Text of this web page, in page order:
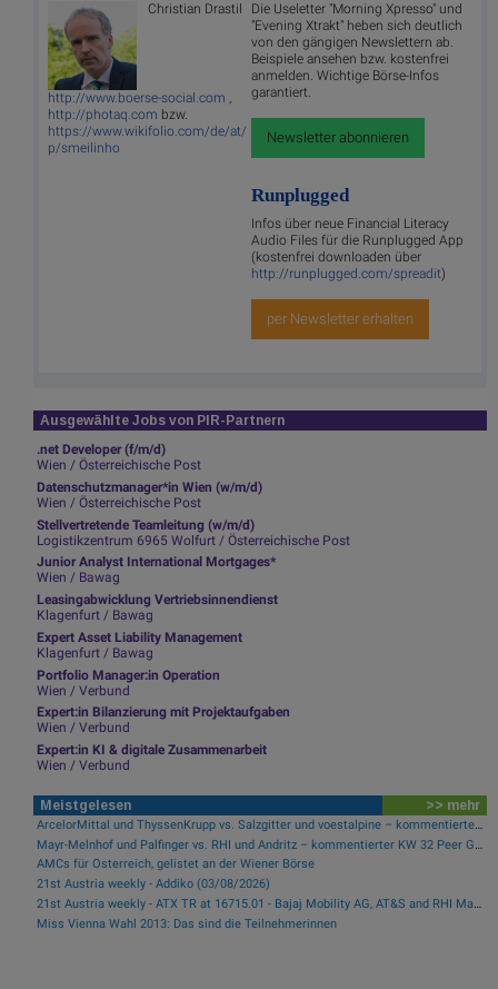
Christian Drastil
http://www.boerse-social.com ,
http://photaq.com bzw.
https://www.wikifolio.com/de/at/
p/smeilinho
Die Useletter "Morning Xpresso" und
"Evening Xtrakt" heben sich deutlich
von den gängigen Newslettern ab.
Beispiele ansehen bzw. kostenfrei
anmelden. Wichtige Börse-Infos
garantiert.
Newsletter abonnieren
Runplugged
Infos über neue Financial Literacy
Audio Files für die Runplugged App
(kostenfrei downloaden über
http://runplugged.com/spreadit)
per Newsletter erhalten
Ausgewählte Jobs von PIR-Partnern
.net Developer (f/m/d)
Wien / Österreichische Post
Datenschutzmanager*in Wien (w/m/d)
Wien / Österreichische Post
Stellvertretende Teamleitung (w/m/d)
Logistikzentrum 6965 Wolfurt / Österreichische Post
Junior Analyst International Mortgages*
Wien / Bawag
Leasingabwicklung Vertriebsinnendienst
Klagenfurt / Bawag
Expert Asset Liability Management
Klagenfurt / Bawag
Portfolio Manager:in Operation
Wien / Verbund
Expert:in Bilanzierung mit Projektaufgaben
Wien / Verbund
Expert:in KI & digitale Zusammenarbeit
Wien / Verbund
Meistgelesen >> mehr
ArcelorMittal und ThyssenKrupp vs. Salzgitter und voestalpine – kommentierter KW 32 Peer Group Watch Stahl
AMCs für Österreich, gelistet an der Wiener Börse
21st Austria weekly - Addiko (03/08/2026)
21st Austria weekly - ATX TR at 16715.01 - Bajaj Mobility AG, AT&S and RHI Magnesita best-performing, Österreichische Post with weakest performance (08/08/2026)
Miss Vienna Wahl 2013: Das sind die Teilnehmerinnen